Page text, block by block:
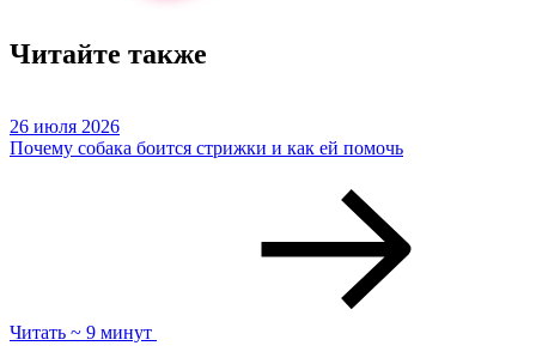
Читайте также
26 июля 2026
Почему собака боится стрижки и как ей помочь
Читать ~ 9 минут